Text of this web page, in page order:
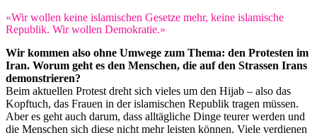
«Wir wollen keine islamischen Gesetze mehr, keine islamische
Republik. Wir wollen Demokratie.»
Wir kommen also ohne Umwege zum Thema: den Protesten im
Iran. Worum geht es den Menschen, die auf den Strassen Irans
demonstrieren?
Beim aktuellen Protest dreht sich vieles um den Hijab – also das
Kopftuch, das Frauen in der islamischen Republik tragen müssen.
Aber es geht auch darum, dass alltägliche Dinge teurer werden und
die Menschen sich diese nicht mehr leisten können. Viele verdienen